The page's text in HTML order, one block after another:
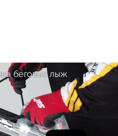
беговых лыж